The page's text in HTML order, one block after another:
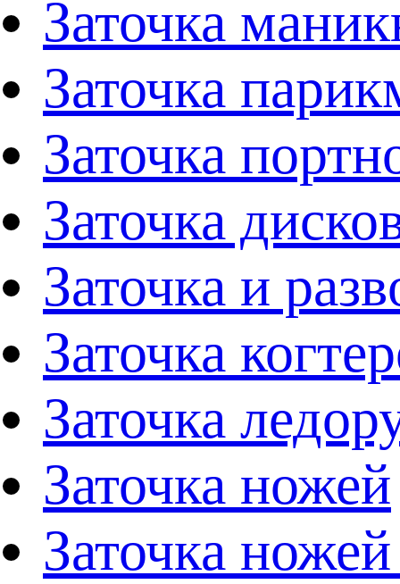
Заточка
Заточка
Заточка
Заточка
Заточка и
Заточка
Заточка
Заточка ножей
Заточка